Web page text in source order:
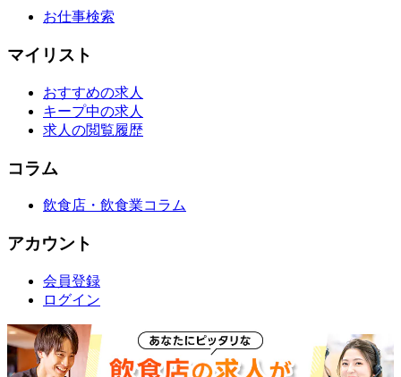
お仕事検索
マイリスト
おすすめの求人
キープ中の求人
求人の閲覧履歴
コラム
飲食店・飲食業コラム
アカウント
会員登録
ログイン